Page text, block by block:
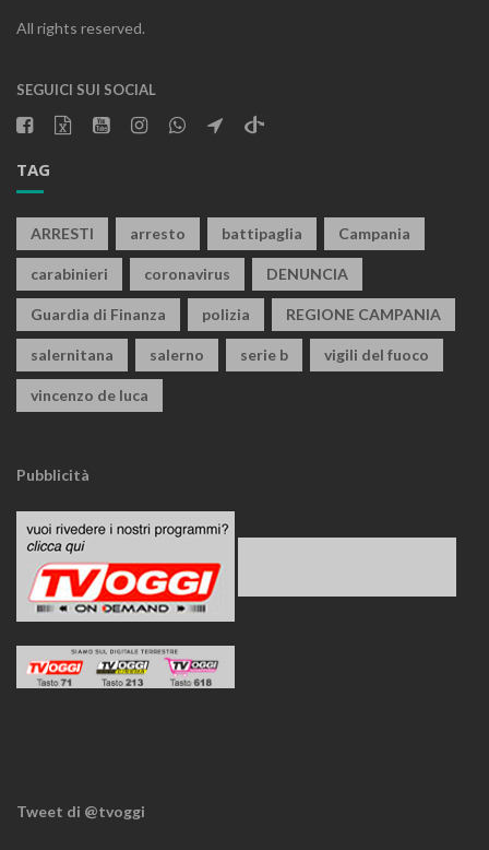
All rights reserved.
SEGUICI SUI SOCIAL
TAG
ARRESTI arresto battipaglia Campania
carabinieri coronavirus DENUNCIA
Guardia di Finanza polizia REGIONE CAMPANIA
salernitana salerno serie b vigili del fuoco
vincenzo de luca
Pubblicità
Tweet di @tvoggi